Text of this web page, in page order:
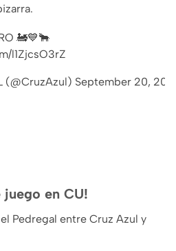
🚂💙🐂
l1ZjcsO3rZ
(@CruzAzul) September 20,
juego en CU!
Pedregal entre Cruz Azul y